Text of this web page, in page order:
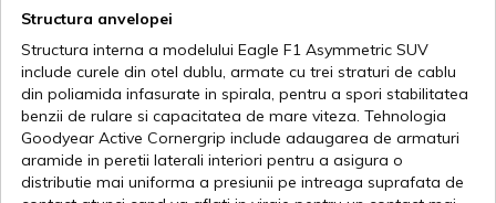
Structura anvelopei
Structura interna a modelului Eagle F1 Asymmetric SUV
include curele din otel dublu, armate cu trei straturi de cablu
din poliamida infasurate in spirala, pentru a spori stabilitatea
benzii de rulare si capacitatea de mare viteza. Tehnologia
Goodyear Active Cornergrip include adaugarea de armaturi
aramide in peretii laterali interiori pentru a asigura o
distributie mai uniforma a presiunii pe intreaga suprafata de